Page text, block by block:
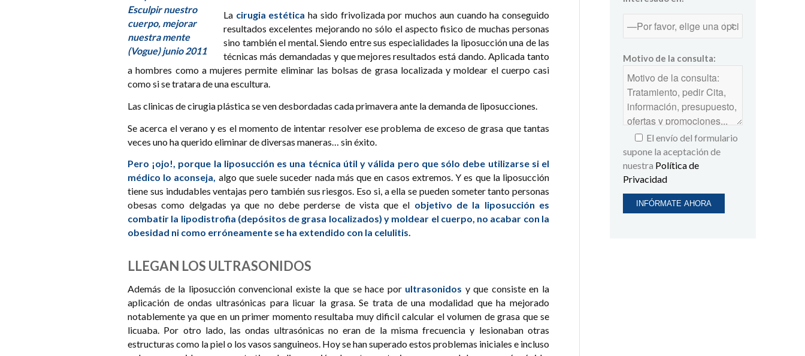
La cirugia estética ha sido frivolizada por muchos aun cuando ha conseguido
resultados excelentes mejorando no sólo el aspecto fisico de muchas personas
sino también el mental. Siendo entre sus especialidades la liposucción una de las
técnicas más demandadas y que mejores resultados está dando. Aplicada tanto
a hombres como a mujeres permite eliminar las bolsas de grasa localizada y moldear el cuerpo casi
como si se tratara de una escultura.
Las clinicas de cirugia plástica se ven desbordadas cada primavera ante la demanda de liposucciones.
Se acerca el verano y es el momento de intentar resolver ese problema de exceso de grasa que tantas
veces uno ha querido eliminar de diversas maneras… sin éxito.
Pero ¡ojo!, porque la liposucción es una técnica útil y válida pero que sólo debe utilizarse si el
médico lo aconseja, algo que suele suceder nada más que en casos extremos. Y es que la liposucción
tiene sus indudables ventajas pero también sus riesgos. Eso si, a ella se pueden someter tanto personas
obesas como delgadas ya que no debe perderse de vista que el objetivo de la liposucción es
combatir la lipodistrofia (depósitos de grasa localizados) y moldear el cuerpo, no acabar con la
obesidad ni como erróneamente se ha extendido con la celulitis.
LLEGAN LOS ULTRASONIDOS
Además de la liposucción convencional existe la que se hace por ultrasonidos y que consiste en la
aplicación de ondas ultrasónicas para licuar la grasa. Se trata de una modalidad que ha mejorado
notablemente ya que en un primer momento resultaba muy dificil calcular el volumen de grasa que se
licuaba. Por otro lado, las ondas ultrasónicas no eran de la misma frecuencia y lesionaban otras
estructuras como la piel o los vasos sanguineos. Hoy se han superado estos problemas iniciales e incluso
Motivo de la consulta:
El envío del formulario
supone la aceptación de
nuestra Política de
Privacidad